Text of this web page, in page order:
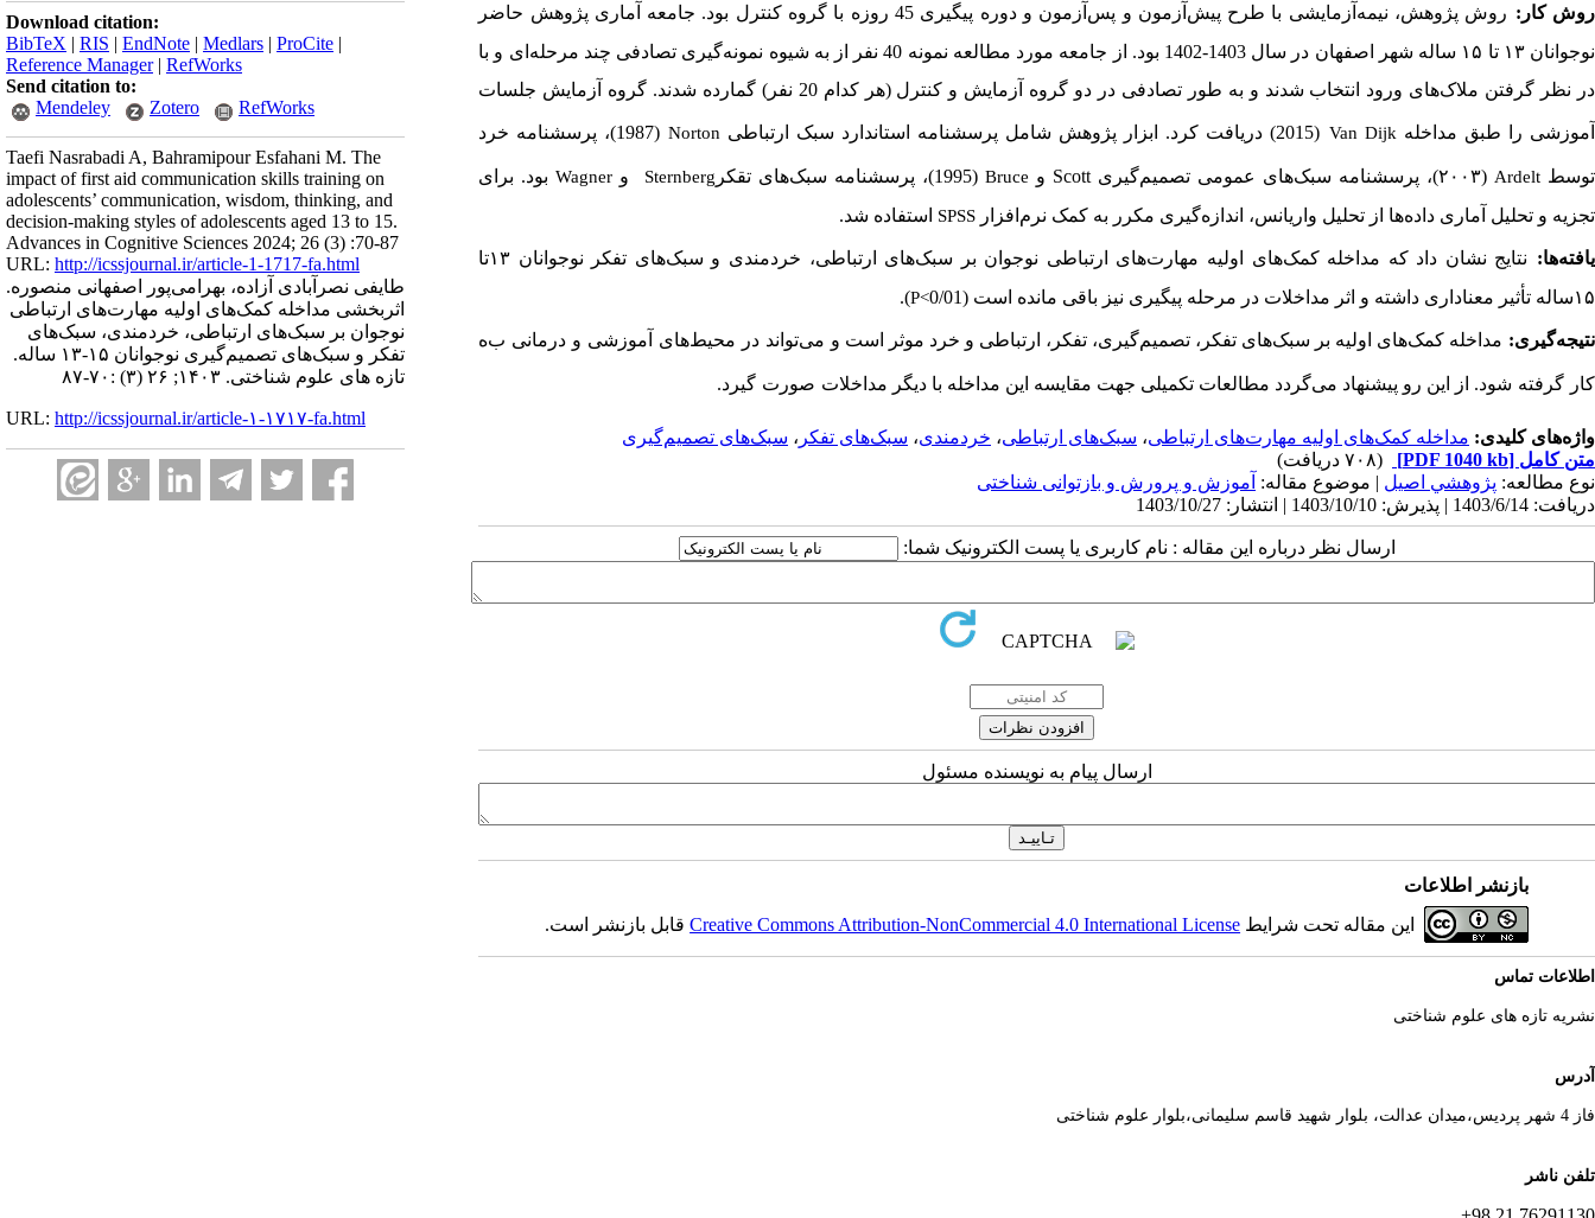
Download citation:
BibTeX | RIS | EndNote | Medlars | ProCite |
Reference Manager| RefWorks
Send citation to:
Mendeley
Zotero RefWorks
Taefi Nasrabadi A, Bahramipour Esfahani M. The
impact of first aid communication skills training on
adolescents’ communication, wisdom, thinking, and
decision-making styles of adolescents aged 13 to 15.
Advances in Cognitive Sciences 2024; 26 (3) :70-87
URL: http://icssjournal.ir/article-1-1717-fa.html
طایفی نصرآبادی آزاده، بهرامی‌پور اصفهانی منصوره.
اثربخشی مداخله کمک‌های اولیه مهارت‌های ارتباطی
نوجوان بر سبک‌های ارتباطی، خردمندی، سبک‌های
تفکر و سبک‌های تصمیم‌گیری نوجوانان ۱۵-۱۳ ساله.
تازه های علوم شناختی. ۱۴۰۳; ۲۶ (۳) :۷۰-۸۷
URL: http://icssjournal.ir/article-۱-۱۷۱۷-fa.html
روش کار:
روش پژوهش، نیمه‌­آزمایشی با طرح پیش‌­آزمون و پس‌­آزمون و دوره پیگیری 45 روزه با گروه کنترل بود. جامعه آماری پژوهش حاضر
نوجوانان۱۳ تا ۱۵
ساله شهر اصفهان در سال 1403-1402 بود. از جامعه مورد مطالعه نمونه 40 نفر از به شیوه نمونه­‌گیری تصادفی چند مرحله‌ای و با
در نظر گرفتن ملاک­‌های ورود انتخاب شدند و به طور تصادفی در دو گروه آزمایش و کنترل (هر کدام 20 نفر) گمارده شدند. گروه آزمایش جلسات
آموزشی را طبق مداخله Van Dijk (2015) دریافت کرد. ابزار پژوهش شامل پرسشنامه استاندارد سبک ارتباطی Norton (1987)، پرسشنامه خرد
توسط Ardelt
(۲۰۰۳) ، پرسشنامه سبک‌های عمومی تصمیم‌گیری Scott و Bruce(1995)، پرسشنامه‌ سبک‌های تقکر Sternberg و Wagnerبود. برای
تجزیه و تحلیل آماری داده‌­ها از تحلیل واریانس، اندازه‌‌گیری مکرر به کمک نرم­‌افزار SPSS استفاده شد.
یافته‌ها:
نتایج نشان داد که مداخله کمک‌های اولیه مهارت‌های ارتباطی نوجوان بر سبک­‌های ارتباطی، خردمندی و سبک‌های تفکر نوجوانان ۱۳تا
۱۵ساله تأثیر معناداری داشته و اثر مداخلات در مرحله پیگیری نیز باقی مانده است (0/01
P<
)
.
نتیجهگیری: مداخله کمکهای اولیه بر سبکهای تفکر، تصمیمگیری، تفکر، ارتباطی و خرد موثر است و میتواند در محیط‌های آموزشی و درمانی ب‌ه
کار گرفته شود. از این رو پیشنهاد می­‌گردد مطالعات تکمیلی جهت مقایسه این مداخله با دیگر مداخلات صورت گیرد.
واژه‌های کلیدی: مداخله کمک‌های اولیه مهارت‌های ارتباطی، سبک‌های ارتباطی، خردمندی، سبک‌های تفکر ، سبک‌های تصمیم‌گیری
متن کامل [PDF 1040 kb]
(۷۰۸ دریافت)
نوع مطالعه: پژوهشي اصیل | موضوع مقاله: آموزش و پرورش و بازتوانی شناختی
دریافت: 1403/6/14 | پذیرش: 1403/10/10 | انتشار: 1403/10/27
ارسال نظر درباره این مقاله : نام کاربری یا پست الکترونیک شما:
ارسال پیام به نویسنده مسئول
بازنشر اطلاعات
این مقاله تحت شرایط Creative Commons Attribution-NonCommercial 4.0 International Licenseقابل بازنشر است.
اطلاعات تماس
نشریه تازه های علوم شناختی
آدرس
فاز 4 شهر پردیس،میدان عدالت، بلوار شهید قاسم سلیمانی،بلوار علوم شناختی
تلفن ناشر